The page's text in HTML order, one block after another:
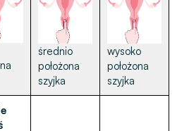
średnio
położona
szyjka
wysoko
położona
szyjka